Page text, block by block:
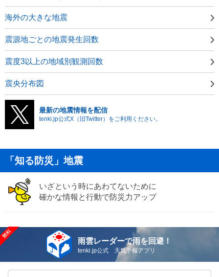
海外の大きな地震
震源地ごとの地震発生回数
震度3以上の地域別観測回数
震央分布図
最新の地震情報を配信
tenki.jp公式X（旧Twitter）をご利用ください。
「知る防災」地震
いざという時にあわてないために
確かな情報と行動で防災力アップ
雨雲レーダーで雨を回避！
tenki.jp公式 天気予報アプリ